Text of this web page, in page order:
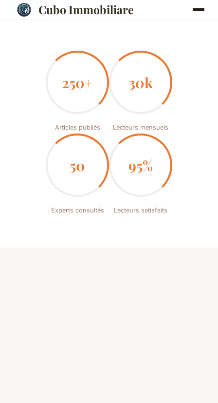
Cubo Immobiliare
250+
Articles publiés
30k
Lecteurs mensuels
50
Experts consultés
95%
Lecteurs satisfaits